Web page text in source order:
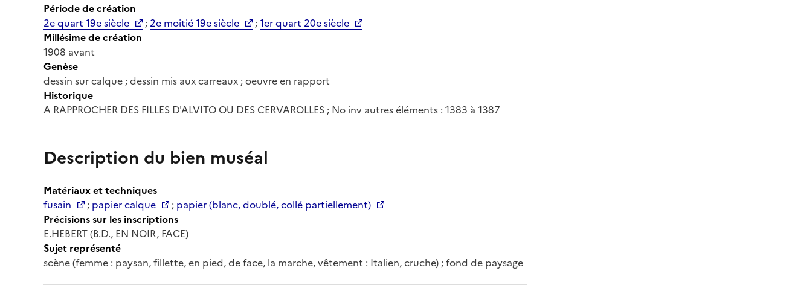
Période de création
2e quart 19e siècle
; 2e moitié 19e siècle ;1er quart 20e siècle
Millésime de création
1908 avant
Genèse
dessin sur calque ; dessin mis aux carreaux ; oeuvre en rapport
Historique
A RAPPROCHER DES FILLES D'ALVITO OU DES CERVAROLLES ; No inv autres éléments : 1383 à 1387
Description du bien muséal
Matériaux et techniques
fusain
; papier calque ; papier (blanc, doublé, collé partiellement)
Précisions sur les inscriptions
E.HEBERT (B.D., EN NOIR, FACE)
Sujet représenté
scène (femme : paysan, fillette, en pied, de face, la marche, vêtement : Italien, cruche) ; fond de paysage